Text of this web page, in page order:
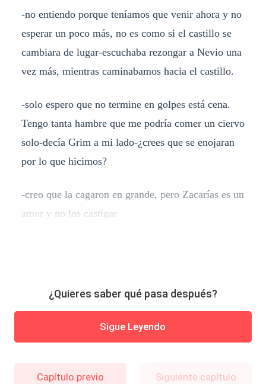
-no entiendo porque teníamos que venir ahora y no
esperar un poco más, no es como si el castillo se
cambiara de lugar-escuchaba rezongar a Nevio una
vez más, mientras caminabamos hacia el castillo.
-solo espero que no termine en golpes está cena.
Tengo tanta hambre que me podría comer un ciervo
solo-decía Grim a mi lado-¿crees que se enojaran
por lo que hicimos?
-creo que la cagaron en grande, pero Zacarías es un
amor y no los castigar
¿Quieres saber qué pasa después?
Sigue Leyendo
Capítulo previo Siguiente capítulo